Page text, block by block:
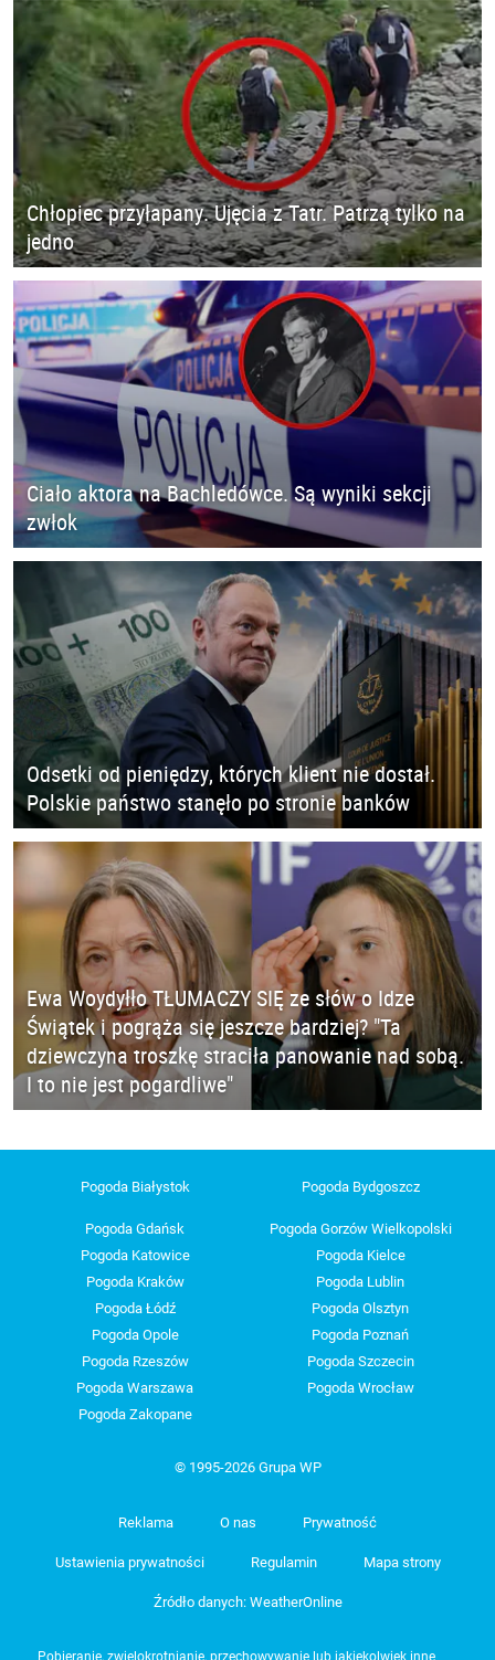
Chłopiec przyłapany. Ujęcia z Tatr. Patrzą tylko na
jedno
Ciało aktora na Bachledówce. Są wyniki sekcji
zwłok
Odsetki od pieniędzy, których klient nie dostał.
Polskie państwo stanęło po stronie banków
Ewa Woydyłło TŁUMACZY SIĘ ze słów o Idze
Świątek i pogrąża się jeszcze bardziej? "Ta
dziewczyna troszkę straciła panowanie nad sobą.
I to nie jest pogardliwe"
Pogoda Białystok Pogoda Bydgoszcz
Pogoda Gdańsk
Pogoda Gorzów Wielkopolski
Pogoda Katowice
Pogoda Kielce
Pogoda Kraków
Pogoda Lublin
Pogoda Łódź
Pogoda Olsztyn
Pogoda Opole
Pogoda Poznań
Pogoda Rzeszów
Pogoda Szczecin
Pogoda Warszawa
Pogoda Wrocław
Pogoda Zakopane
© 1995-2026 Grupa WP
Reklama O nas Prywatność
Ustawienia prywatności Regulamin Mapa strony
Źródło danych: WeatherOnline
Pobieranie, zwielokrotnianie, przechowywanie lub jakiekolwiek inne